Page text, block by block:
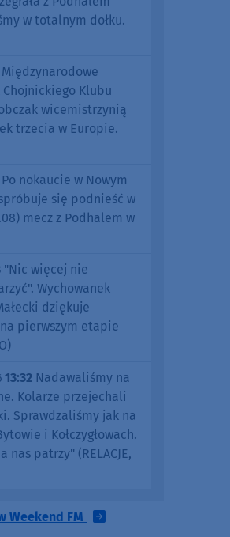
w totalnym dołku.
Międzynarodowe
Chojnickiego Klubu
wicemistrzynią
trzecia w Europie.
Po nokaucie w Nowym
się podnieść w
mecz z Podhalem w
"Nic więcej nie
Wychowanek
dziękuje
pierwszym etapie
13:32 Nadawaliśmy na
Kolarze przejechali
Sprawdzaliśmy jak na
i Kołczygłowach.
nas patrzy" (RELACJE,
Weekend FM